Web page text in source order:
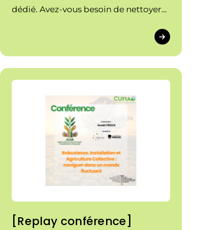
dédié. Avez-vous besoin de nettoyer
inscrire en contactant directement la
FDCUMA (05.63.48.83.14) ou en
passant par ce formulaire
d’inscription :
[Replay conférence]